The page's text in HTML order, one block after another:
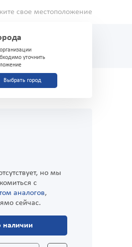
свое местоположение
уточнить
Выбрать город
но мы
с
аналогов,
сейчас.
наличии